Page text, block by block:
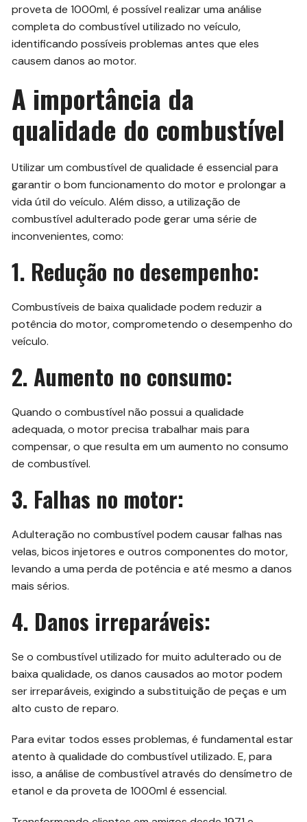
proveta de 1000ml, é possível realizar uma análise
completa do combustível utilizado no veículo,
identificando possíveis problemas antes que eles
causem danos ao motor.
A importância da
qualidade do combustível
Utilizar um combustível de qualidade é essencial para
garantir o bom funcionamento do motor e prolongar a
vida útil do veículo. Além disso, a utilização de
combustível adulterado pode gerar uma série de
inconvenientes, como:
1. Redução no desempenho:
Combustíveis de baixa qualidade podem reduzir a
potência do motor, comprometendo o desempenho do
veículo.
2. Aumento no consumo:
Quando o combustível não possui a qualidade
adequada, o motor precisa trabalhar mais para
compensar, o que resulta em um aumento no consumo
de combustível.
3. Falhas no motor:
Adulteração no combustível podem causar falhas nas
velas, bicos injetores e outros componentes do motor,
levando a uma perda de potência e até mesmo a danos
mais sérios.
4. Danos irreparáveis:
Se o combustível utilizado for muito adulterado ou de
baixa qualidade, os danos causados ao motor podem
ser irreparáveis, exigindo a substituição de peças e um
alto custo de reparo.
Para evitar todos esses problemas, é fundamental estar
atento à qualidade do combustível utilizado. E, para
isso, a análise de combustível através do densímetro de
etanol e da proveta de 1000ml é essencial.